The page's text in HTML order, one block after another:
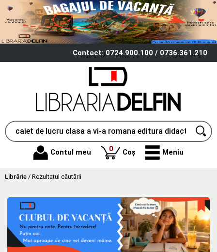
Contact: 0724.900.100 / 0736.361.210
Contul meu 0produse
Coș Meniu
Librărie / Rezultatul căutării